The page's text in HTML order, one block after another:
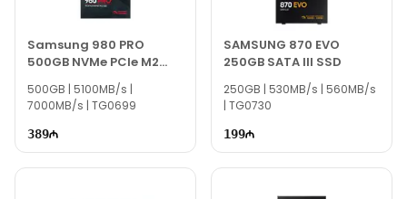
Samsung 980 PRO
500GB NVMe PCIe M2
500GB | 5100MB/s |
7000MB/s | TG0699
389
SAMSUNG 870 EVO
250GB SATA III SSD
250GB | 530MB/s | 560MB/s
| TG0730
199